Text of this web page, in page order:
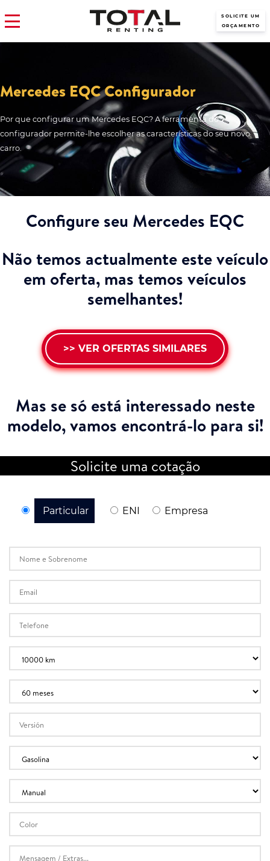
SOLICITE UM
ORÇAMENTO
Mercedes EQC Configurador
Por que configurar um Mercedes EQC? A ferramenta do
configurador permite-lhe escolher as características do seu novo
carro.
Configure seu Mercedes EQC
Não temos actualmente este veículo
em oferta, mas temos veículos
semelhantes!
>> VER OFERTAS SIMILARES
Mas se só está interessado neste
modelo,vamos encontrá-lo para si!
Solicite uma cotação
Particular ENI Empresa